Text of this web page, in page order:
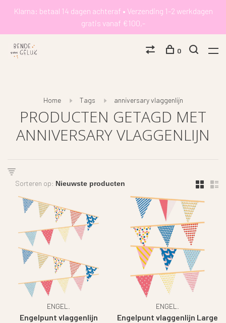
Klarna: betaal 14 dagen achteraf • Verzending 1-2 werkdagen
gratis vanaf €100,-
0
Home Tags anniversary vlaggenlijn
PRODUCTEN GETAGD MET
ANNIVERSARY VLAGGENLIJN
Sorteren op:
ENGEL.
Engelpunt vlaggenlijn
ENGEL.
Engelpunt vlaggenlijn Large